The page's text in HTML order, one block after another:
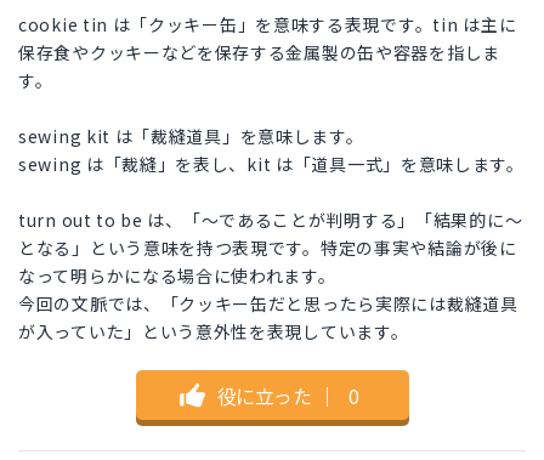
cookie tin は「クッキー缶」を意味する表現です。tin は主に
保存食やクッキーなどを保存する金属製の缶や容器を指しま
す。
sewing kit は「裁縫道具」を意味します。
sewing は「裁縫」を表し、kit は「道具一式」を意味します。
turn out to be は、「〜であることが判明する」「結果的に〜
となる」という意味を持つ表現です。特定の事実や結論が後に
なって明らかになる場合に使われます。
今回の文脈では、「クッキー缶だと思ったら実際には裁縫道具
が入っていた」という意外性を表現しています。
役に立った ｜ 0